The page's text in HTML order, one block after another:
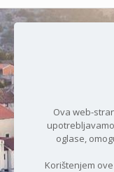
Čudesan
Ova web-
oglase,
Korištenjem